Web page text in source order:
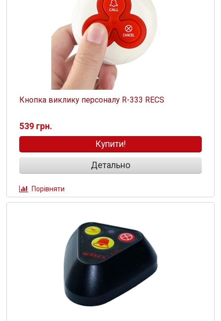
Кнопка виклику персоналу R-333 RECS
539 грн.
Купити!
Детально
Порівняти